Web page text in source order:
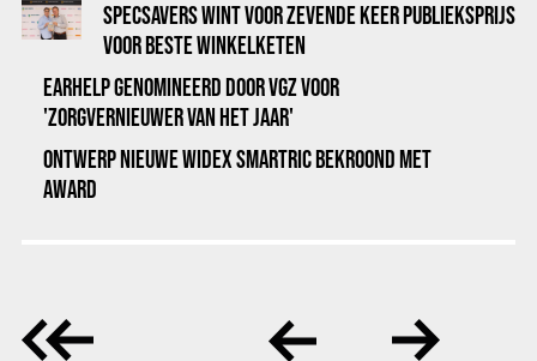
SPECSAVERS WINT VOOR ZEVENDE KEER PUBLIEKSPRIJS
VOOR BESTE WINKELKETEN
EARHELP GENOMINEERD DOOR VGZ VOOR
'ZORGVERNIEUWER VAN HET JAAR'
ONTWERP NIEUWE WIDEX SMARTRIC BEKROOND MET
AWARD